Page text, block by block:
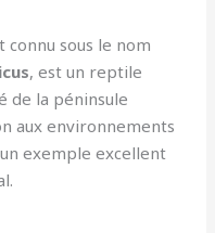
sous le nom
, est un reptile
de la péninsule
aux environnements
exemple excellent